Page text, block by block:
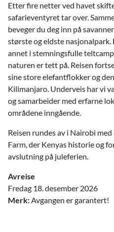
Etter fire netter ved havet
safarieventyret tar over.
beveger du deg inn på
største og eldste
annet i stemningsfulle
naturen er tett på. Reisen
sine store elefantflokker og
Kilimanjaro. Underveis har vi
og samarbeider med erfarne
områdene inngående.
Reisen rundes av i Nairobi
Farm, der Kenyas historie og
avslutning på juleferien.
Avreise
Fredag 18. desember 2026
Merk:Avgangen er garantert!